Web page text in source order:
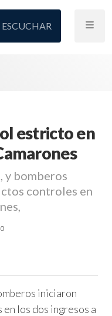
ESCUCHAR
estricto en
y bomberos
controles en
iniciaron
los dos ingresos a